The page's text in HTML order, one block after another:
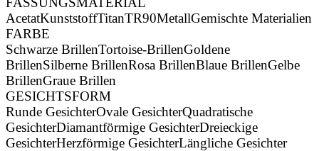
AcetatKunststoffTitanTR90MetallGemischte Materialien
FARBE
Schwarze BrillenTortoise-BrillenGoldene
BrillenSilberne BrillenRosa BrillenBlaue BrillenGelbe
BrillenGraue Brillen
GESICHTSFORM
Runde GesichterOvale GesichterQuadratische
GesichterDiamantförmige GesichterDreieckige
GesichterHerzförmige GesichterLängliche Gesichter